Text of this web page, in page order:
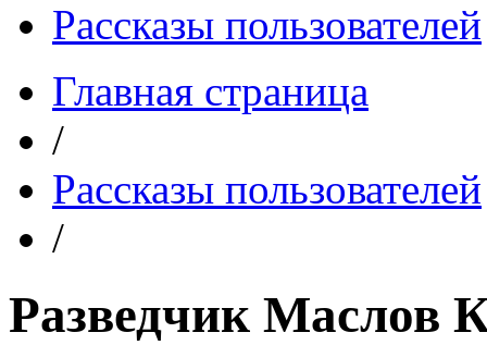
Рассказы пользователей
Главная страница
/
Рассказы пользователей
/
Разведчик Маслов